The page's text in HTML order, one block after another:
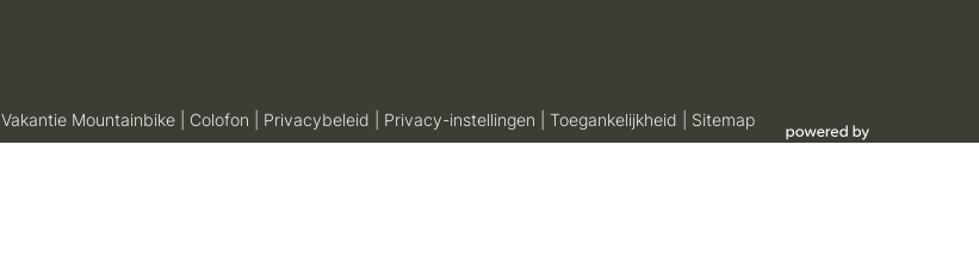
Vakantie Mountainbike Colofon Privacybeleid Privacy-instellingen Toegankelijkheid Sitemap